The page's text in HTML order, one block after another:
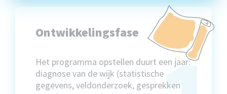
Ontwikkelingsfase
Het programma opstellen duurt een jaar:
diagnose van de wijk (statistische
gegevens, veldonderzoek, gesprekken